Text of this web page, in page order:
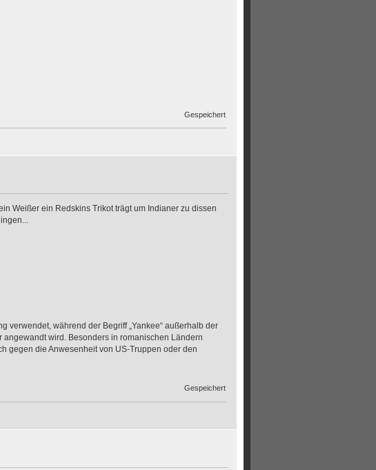
Gespeichert
Weißer ein Redskins Trikot trägt um Indianer zu dissen
verwendet, während der Begriff „Yankee“ außerhalb der
wird. Besonders in romanischen Ländern
gegen die Anwesenheit von US-Truppen oder den
Gespeichert